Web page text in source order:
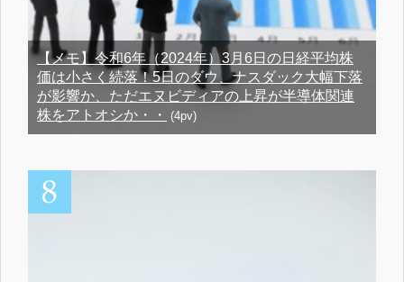
【メモ】令和6年（2024年）3月6日の日経平均株
価は小さく続落！5日のダウ、ナスダック大幅下落
が影響か、ただエヌビディアの上昇が半導体関連
株をアトオシか・・
(4pv)